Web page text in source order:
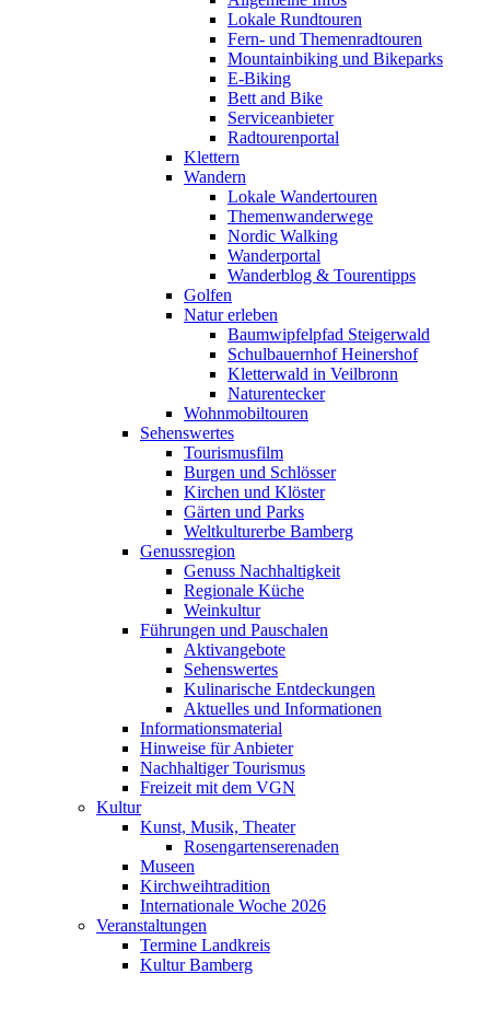
Lokale Rundtouren
Fern- und Themenradtouren
Mountainbiking und Bikeparks
E-Biking
Bett and Bike
Serviceanbieter
Radtourenportal
Klettern
Wandern
Lokale Wandertouren
Themenwanderwege
Nordic Walking
Wanderportal
Wanderblog & Tourentipps
Golfen
Natur erleben
Baumwipfelpfad Steigerwald
Schulbauernhof Heinershof
Kletterwald in Veilbronn
Naturentecker
Wohnmobiltouren
Sehenswertes
Tourismusfilm
Burgen und Schlösser
Kirchen und Klöster
Gärten und Parks
Weltkulturerbe Bamberg
Genussregion
Genuss Nachhaltigkeit
Regionale Küche
Weinkultur
Führungen und Pauschalen
Aktivangebote
Sehenswertes
Kulinarische Entdeckungen
Aktuelles und Informationen
Informationsmaterial
Hinweise für Anbieter
Nachhaltiger Tourismus
Freizeit mit dem VGN
Kultur
Kunst, Musik, Theater
Rosengartenserenaden
Museen
Kirchweihtradition
Internationale Woche 2026
Veranstaltungen
Termine Landkreis
Kultur Bamberg